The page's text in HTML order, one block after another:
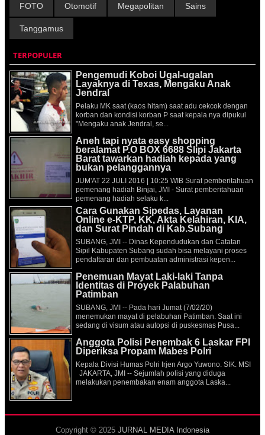
FOTO Otomotif Megapolitan Sains
Tanggamus
TERPOPULER
Pengemudi Koboi Ugal-ugalan
Layaknya di Texas, Mengaku Anak
Jendral
Pelaku MK saat (kaos hitam) saat adu cekcok dengan
korban dan kondisi korban P saat kepala nya dipukul
"Mengaku anak Jendral, se...
Aneh tapi nyata easy shopping
beralamat P.O BOX 6688 Slipi Jakarta
Barat tawarkan hadiah kepada yang
bukan pelanggannya
JUM'AT 22 JULI 2016 | 10:25 WIB Surat pemberitahuan
pemenang hadiah Binjai, JMI - Surat pemberitahuan
pemenang hadiah selaku k...
Cara Gunakan Sipedas, Layanan
Online e-KTP, KK, Akta Kelahiran, KIA,
dan Surat Pindah di Kab.Subang
SUBANG, JMI -- Dinas Kependudukan dan Catatan
Sipil Kabupaten Subang sudah bisa melayani proses
pendaftaran dan pembuatan administrasi kepen...
Penemuan Mayat Laki-laki Tanpa
Identitas di Proyek Palabuhan
Patimban
SUBANG, JMI -- Pada hari Jumat (7/02/20)
menemukan mayat di pelabuhan Patimban. Saat ini
sedang di visum atau autopsi di puskesmas Pusa...
Anggota Polisi Penembak 6 Laskar FPI
Diperiksa Propam Mabes Polri
Kepala Divisi Humas Polri Irjen Argo Yuwono. SIK. MSI
JAKARTA, JMI -- Sejumlah polisi yang diduga
melakukan penembakan enam anggota Laska...
Copyright © 2025 JURNAL MEDIA Indonesia